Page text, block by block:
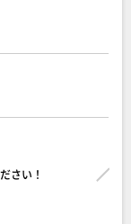
さい！